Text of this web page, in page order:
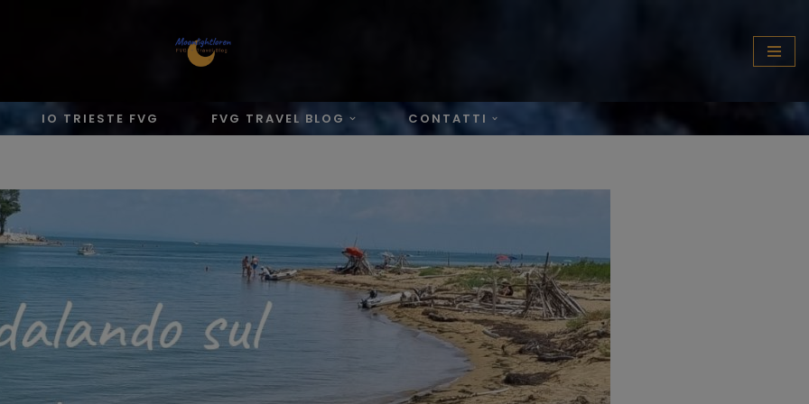
IO TRIESTE FVG FVG TRAVEL BLOG CONTATTI